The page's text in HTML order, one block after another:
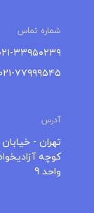
شماره تماس
۰۲۱-
۰۲۱-
آدرس
تهران -
واحد 9